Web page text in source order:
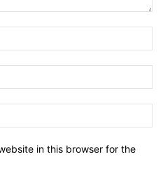
in this browser for the